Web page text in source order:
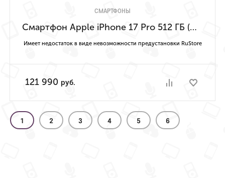
СМАРТФОНЫ
Смартфон Apple iPhone 17 Pro 512 ГБ (Серебристый | Silver) Имеет недостаток в виде невозможности предустановки RuStore
Имеет недостаток в виде невозможности предустановки RuStore
121 990 руб.
1 2 3 4 5 6